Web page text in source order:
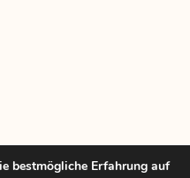
bestmögliche Erfahrung auf